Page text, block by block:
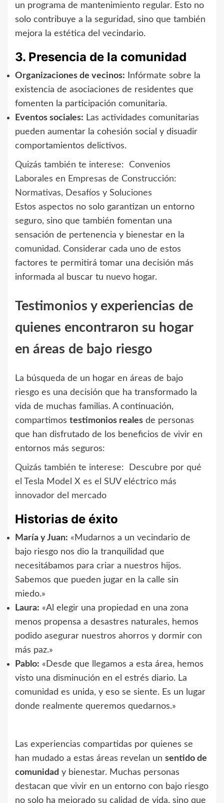
un programa de mantenimiento regular. Esto no
solo contribuye a la seguridad, sino que también
mejora la estética del vecindario.
3. Presencia de la comunidad
Organizaciones de vecinos: Infórmate sobre la
existencia de asociaciones de residentes que
fomenten la participación comunitaria.
Eventos sociales: Las actividades comunitarias
pueden aumentar la cohesión social y disuadir
comportamientos delictivos.
Quizás también te interese:
Convenios
Laborales en Empresas de Construcción:
Normativas, Desafíos y Soluciones
Estos aspectos no solo garantizan un entorno
seguro, sino que también fomentan una
sensación de pertenencia y bienestar en la
comunidad. Considerar cada uno de estos
factores te permitirá tomar una decisión más
informada al buscar tu nuevo hogar.
Testimonios y experiencias de
quienes encontraron su hogar
en áreas de bajo riesgo
La búsqueda de un hogar en áreas de bajo
riesgo es una decisión que ha transformado la
vida de muchas familias. A continuación,
compartimos testimonios reales de personas
que han disfrutado de los beneficios de vivir en
entornos más seguros:
Quizás también te interese:
Descubre por qué
el Tesla Model X es el SUV eléctrico más
innovador del mercado
Historias de éxito
María y Juan: «Mudarnos a un vecindario de
bajo riesgo nos dio la tranquilidad que
necesitábamos para criar a nuestros hijos.
Sabemos que pueden jugar en la calle sin
miedo.»
Laura: «Al elegir una propiedad en una zona
menos propensa a desastres naturales, hemos
podido asegurar nuestros ahorros y dormir con
más paz.»
Pablo: «Desde que llegamos a esta área, hemos
visto una disminución en el estrés diario. La
comunidad es unida, y eso se siente. Es un lugar
donde realmente queremos quedarnos.»
Las experiencias compartidas por quienes se
han mudado a estas áreas revelan un sentido de
comunidad y bienestar. Muchas personas
destacan que vivir en un entorno con bajo riesgo
no solo ha mejorado su calidad de vida, sino que